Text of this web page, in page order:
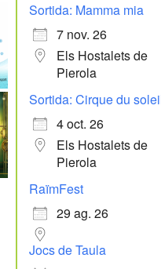
Sortida: Mamma mia
7 nov. 26
Els Hostalets de
Pierola
Sortida: Cirque du
4 oct. 26
Els Hostalets de
Pierola
RaïmFest
29 ag. 26
Jocs de Taula